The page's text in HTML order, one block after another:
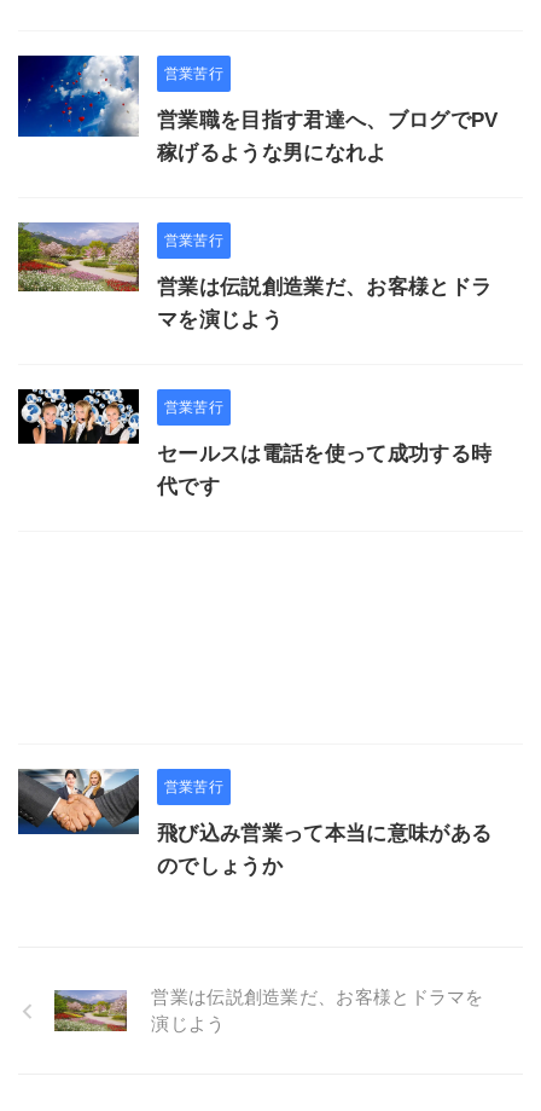
営業苦行
営業職を目指す君達へ、ブログでPV
稼げるような男になれよ
営業苦行
営業は伝説創造業だ、お客様とドラ
マを演じよう
営業苦行
セールスは電話を使って成功する時
代です
営業苦行
飛び込み営業って本当に意味がある
のでしょうか
営業は伝説創造業だ、お客様とドラマを
演じよう